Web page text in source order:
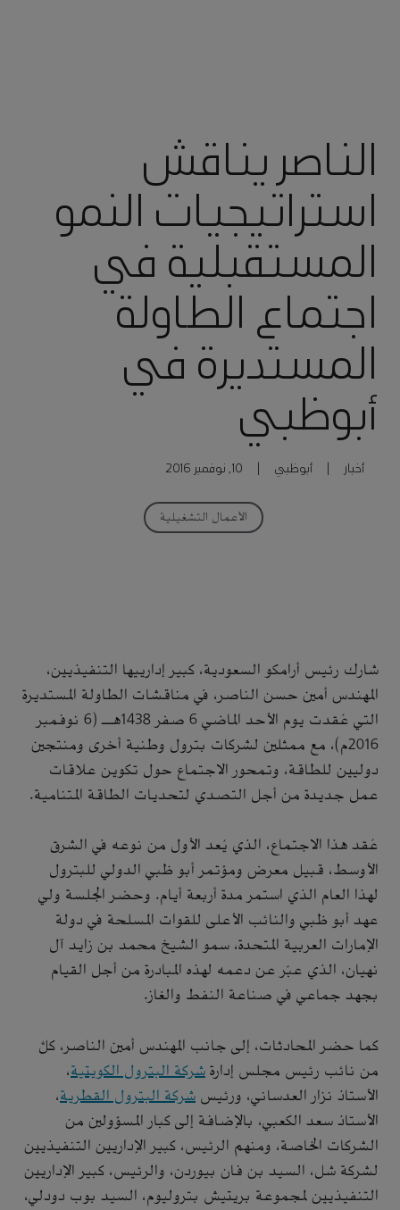
الناصر يناقش
استراتيجيات النمو
المستقبلية في
اجتماع الطاولة
المستديرة في
أبوظبي
أخبار أبوظبي 10, نوفمبر 2016
الأعمال التشغيلية
شارك رئيس أرامكو السعودية، كبير إدارييها التنفيذيين،
المهندس أمين حسن الناصر، في مناقشات الطاولة المستديرة
التي عُقدت يوم الأحد الماضي 6 صفر 1438هـ (6 نوفمبر
2016م)، مع ممثلين لشركات بترول وطنية أخرى ومنتجين
دوليين للطاقة، وتمحور الاجتماع حول تكوين علاقات
عمل جديدة من أجل التصدي لتحديات الطاقة المتنامية.
عُقد هذا الاجتماع، الذي يُعد الأول من نوعه في الشرق
الأوسط، قبيل معرض ومؤتمر أبو ظبي الدولي للبترول
لهذا العام الذي استمر مدة أربعة أيام. وحضر الجلسة ولي
عهد أبو ظبي والنائب الأعلى للقوات المسلحة في دولة
الإمارات العربية المتحدة، سمو الشيخ محمد بن زايد آل
نهيان، الذي عبّر عن دعمه لهذه المبادرة من أجل القيام
بجهد جماعي في صناعة النفط والغاز.
كما حضر المحادثات، إلى جانب المهندس أمين الناصر، كلٌّ
من نائب رئيس مجلس إدارة شركة البترول الكويتية،
الأستاذ نزار العدساني، ورئيس شركة البترول القطرية،
الأستاذ سعد الكعبي، بالإضافة إلى كبار المسؤولين من
الشركات الخاصة، ومنهم الرئيس، كبير الإداريين التنفيذيين
لشركة شل، السيد بن فان بيوردن، والرئيس، كبير الإداريين
التنفيذيين لمجموعة بريتيش بتروليوم، السيد بوب دودلي،